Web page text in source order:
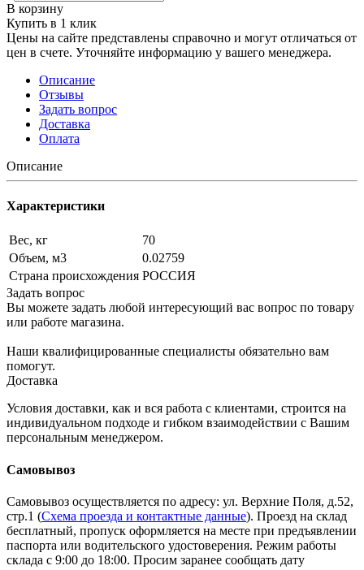
В корзину
Купить в 1 клик
Цены на сайте представлены справочно и могут отличаться от
цен в счете. Уточняйте информацию у вашего менеджера.
Описание
Отзывы
Задать вопрос
Доставка
Оплата
Описание
Характеристики
Вес, кг
70
Объем, м3
0.02759
Страна происхождения РОССИЯ
Задать вопрос
Вы можете задать любой интересующий вас вопрос по товару
или работе магазина.
Наши квалифицированные специалисты обязательно вам
помогут.
Доставка
Условия доставки, как и вся работа с клиентами, строится на
индивидуальном подходе и гибком взаимодействии с Вашим
персональным менеджером.
Самовывоз
Самовывоз осуществляется по адресу: ул. Верхние Поля, д.52,
стр.1 (Схема проезда и контактные данные). Проезд на склад
бесплатный, пропуск оформляется на месте при предъявлении
паспорта или водительского удостоверения. Режим работы
склада с 9:00 до 18:00. Просим заранее сообщать дату